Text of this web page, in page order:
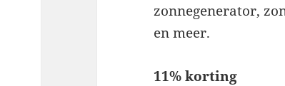
zonnegenerator,
en meer.
11% korting